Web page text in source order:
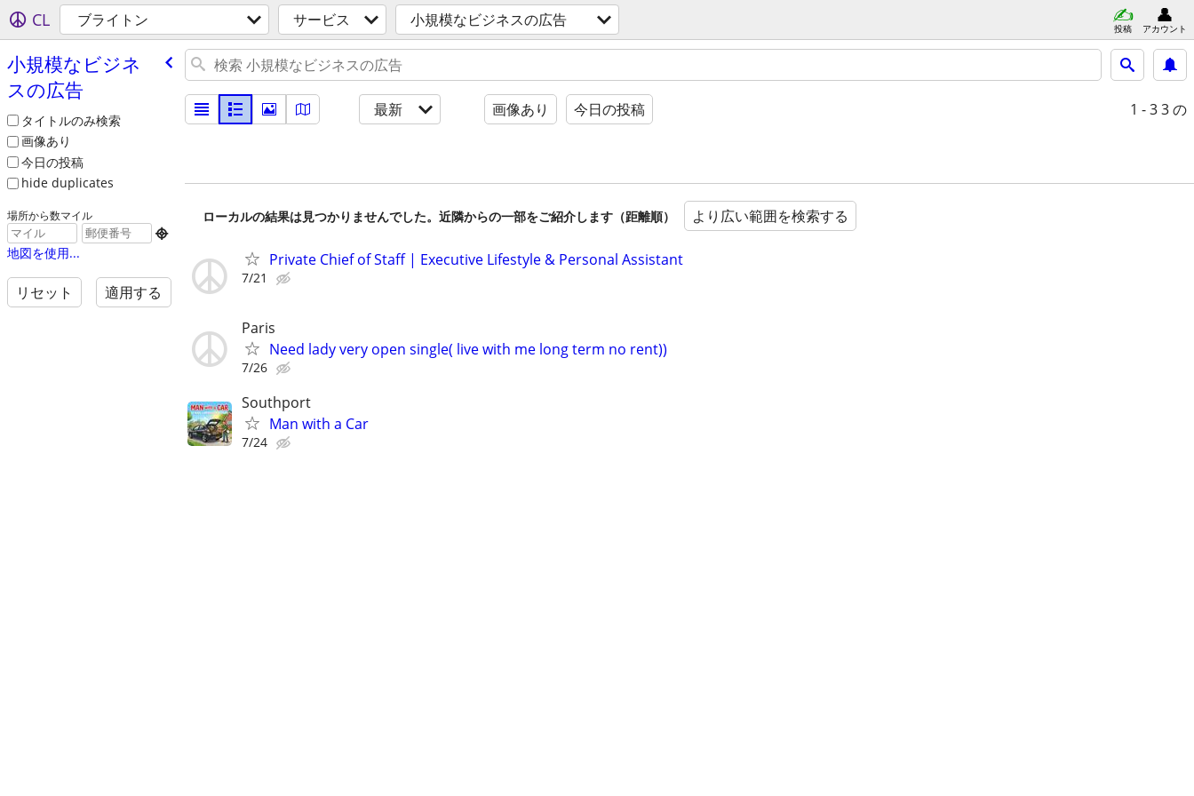
CL ブライトン サービス 小規模なビジネスの広告 投稿 アカウント
小規模なビジネ
スの広告
タイトルのみ検索
画像あり
今日の投稿
hide duplicates
場所から数マイル

地図を使用...
リセット 適用する
最新 画像あり 今日の投稿 1 - 33 の
ローカルの結果は見つかりませんでした。近隣からの一部をご紹介します（距離順） より広い範囲を検索する
Private Chief of Staff | Executive Lifestyle & Personal Assistant
7/21
Paris
Need lady very open single( live with me long term no rent))
7/26
Southport
Man with a Car
7/24